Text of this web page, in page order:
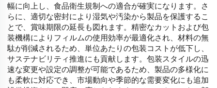
幅に向上し、食品衛生規制への適合が確実になります。さ
らに、適切な密封により湿気や汚染から製品を保護するこ
とで、賞味期限の延長も図れます。精密なカットおよび包
装機構によりフィルムの使用効率が最適化され、材料の無
駄が削減されるため、単位あたりの包装コストが低下し、
サステナビリティ推進にも貢献します。包装スタイルの迅
速な変更や設定の調整が可能であるため、製品の多様化に
も柔軟に対応でき、市場動向や季節的な需要変化にも追加